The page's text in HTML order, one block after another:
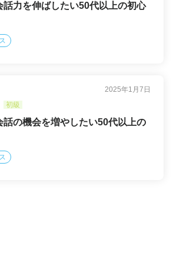
話力を伸ばしたい50代以上の初心
2025年1月7日
初級
話の機会を増やしたい50代以上の